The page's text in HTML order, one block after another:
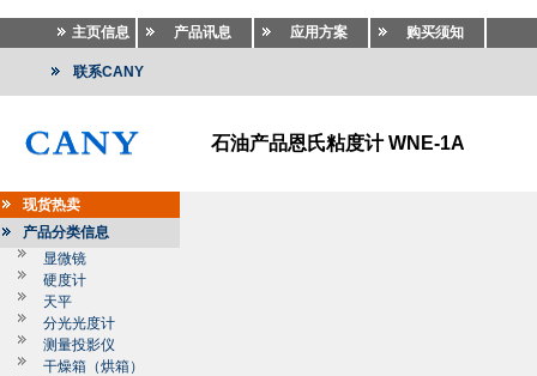
主页信息 产品讯息 应用方案 购买须知
联系CANY
石油产品恩氏粘度计 WNE-1A
现货热卖
产品分类信息
显微镜
硬度计
天平
分光光度计
测量投影仪
干燥箱（烘箱）